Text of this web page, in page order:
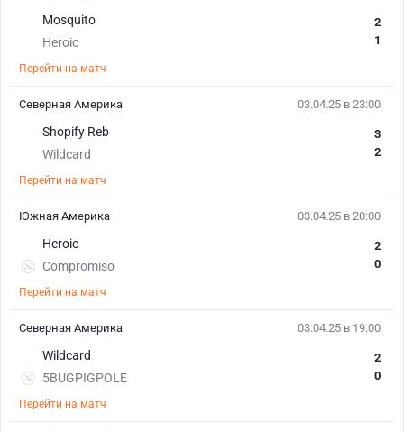
Mosquito
Heroic
2
1
Перейти на матч
03.04.25 в 23:00
Shopify Reb
Wildcard
3
2
Перейти на матч
Северная Америка
03.04.25 в 20:00
Heroic
Compromiso
2
0
Перейти на матч
Южная Америка
03.04.25 в 19:00
Wildcard
5BUGPIGPOLE
2
0
Перейти на матч
Северная Америка